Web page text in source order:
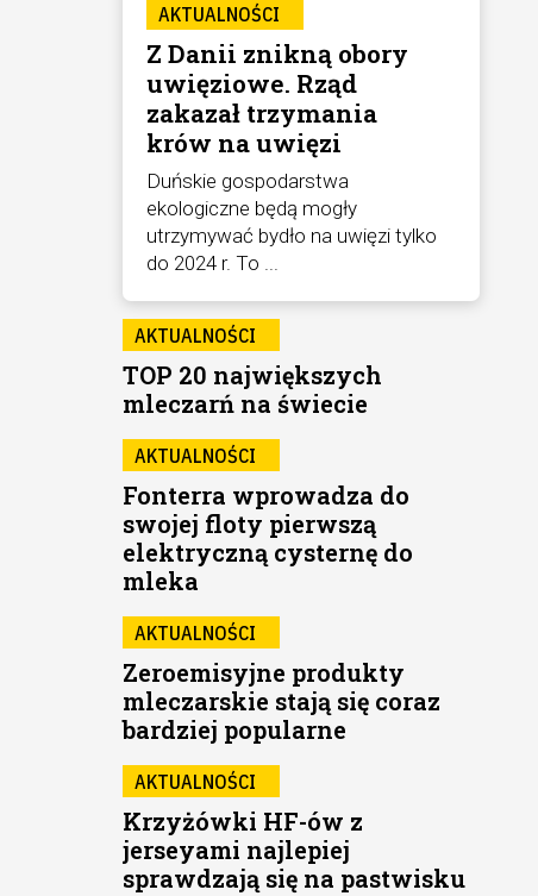
AKTUALNOŚCI
Z Danii znikną obory
uwięziowe. Rząd
zakazał trzymania
krów na uwięzi
Duńskie gospodarstwa
ekologiczne będą mogły
utrzymywać bydło na uwięzi tylko
do 2024 r. To ...
AKTUALNOŚCI
TOP 20 największych
mleczarń na świecie
AKTUALNOŚCI
Fonterra wprowadza do
swojej floty pierwszą
elektryczną cysternę do
mleka
AKTUALNOŚCI
Zeroemisyjne produkty
mleczarskie stają się coraz
bardziej popularne
AKTUALNOŚCI
Krzyżówki HF-ów z
jerseyami najlepiej
sprawdzają się na pastwisku